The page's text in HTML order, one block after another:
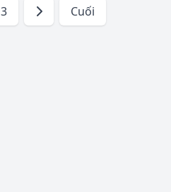
3 Cuối